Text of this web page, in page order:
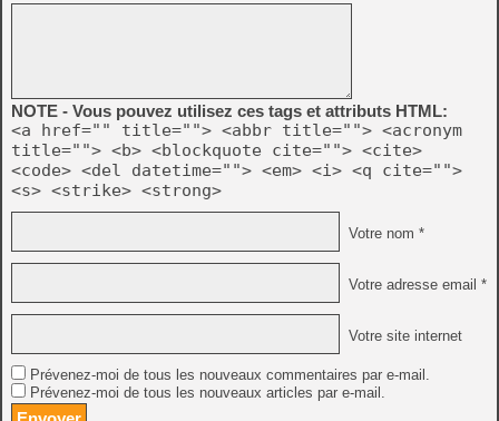
NOTE - Vous pouvez utilisez ces tags et attributs HTML:
<a href="" title=""> <abbr title=""> <acronym
title=""> <b> <blockquote cite=""> <cite>
<code> <del datetime=""> <em> <i> <q cite="">
<s> <strike> <strong>
Votre nom *
Votre adresse email *
Votre site internet
Prévenez-moi de tous les nouveaux commentaires par e-mail.
Prévenez-moi de tous les nouveaux articles par e-mail.